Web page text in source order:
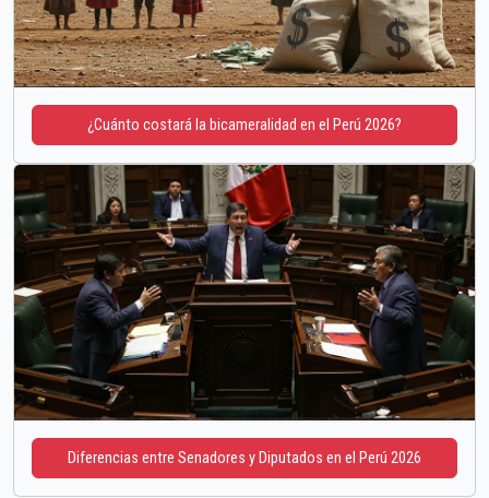
¿Cuánto costará la bicameralidad en el Perú 2026?
Diferencias entre Senadores y Diputados en el Perú 2026